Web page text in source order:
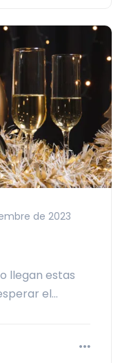
de 2023
llegan estas
el…